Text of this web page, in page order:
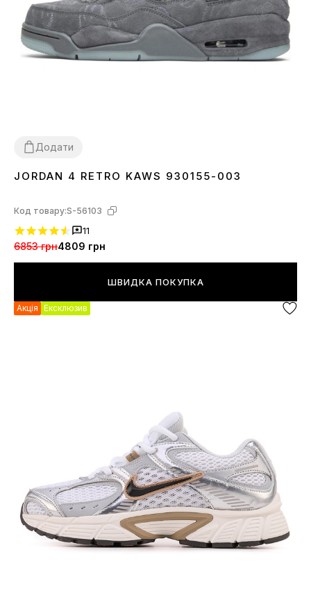
Додати
3738394041 4243 4445
JORDAN 4 RETRO KAWS 930155-003
Код товару:S-56103
11
6853 грн4809 грн
ШВИДКА ПОКУПКА
Акція Ексклюзив